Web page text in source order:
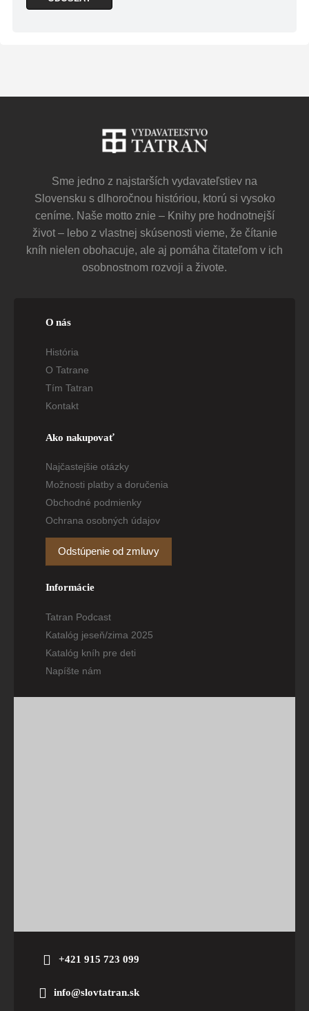
Sme jedno z najstarších vydavateľstiev na
Slovensku s dlhoročnou históriou, ktorú si vysoko
ceníme. Naše motto znie – Knihy pre hodnotnejší
život – lebo z vlastnej skúsenosti vieme, že čítanie
kníh nielen obohacuje, ale aj pomáha čitateľom v ich
osobnostnom rozvoji a živote.
O nás
História
O Tatrane
Tím Tatran
Kontakt
Ako nakupovať
Najčastejšie otázky
Možnosti platby a doručenia
Obchodné podmienky
Ochrana osobných údajov
Odstúpenie od zmluvy
Informácie
Tatran Podcast
Katalóg jeseň/zima 2025
Katalóg kníh pre deti
Napíšte nám
+421 915 723 099
info@slovtatran.sk